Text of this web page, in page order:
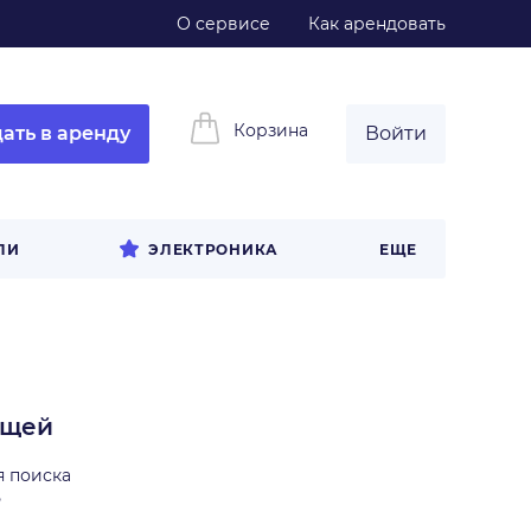
О сервисе Как арендовать
в аренду Корзина Войти
ЭЛЕКТРОНИКА ЕЩЕ
поиска